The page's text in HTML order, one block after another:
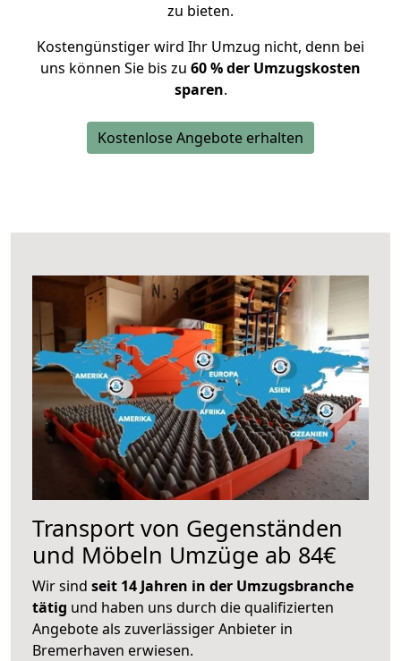
zu bieten.
Kostengünstiger wird Ihr Umzug nicht, denn bei
uns können Sie bis zu 60 % der Umzugskosten
sparen.
Kostenlose Angebote erhalten
Transport von Gegenständen
und Möbeln Umzüge ab 84€
Wir sind seit 14 Jahren in der Umzugsbranche
tätig und haben uns durch die qualifizierten
Angebote als zuverlässiger Anbieter in
Bremerhaven erwiesen.